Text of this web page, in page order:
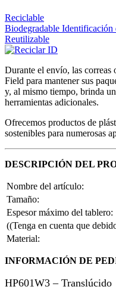
Reciclable
Biodegradable Identificación
Reutilizable
Durante el envío, las correas
Field para mantener sus
y, al mismo tiempo, brinda
herramientas adicionales.
Ofrecemos productos de
sostenibles para numerosas
DESCRIPCIÓN DEL
Nombre del artículo:
Tamaño:
Espesor máximo del tablero:
((Tenga en cuenta que
Material:
INFORMACIÓN DE
HP601W3 – Translúcido